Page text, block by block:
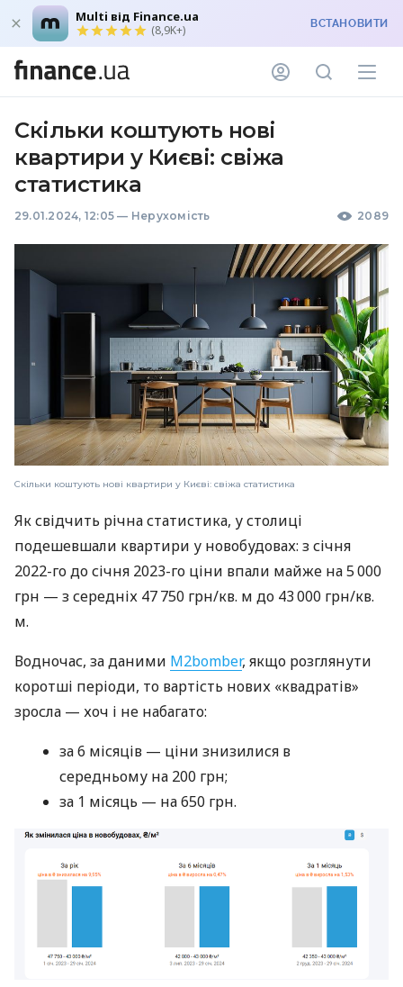
Multi від Finance.ua
(8,9K+) ВСТАНОВИТИ
Скільки коштують нові
квартири у Києві: свіжа
статистика
29.01.2024, 12:05 — Нерухомість 2089
Скільки коштують нові квартири у Києві: свіжа статистика
Як свідчить річна статистика, у столиці
подешевшали квартири у новобудовах: з січня
2022-го до січня 2023-го ціни впали майже на 5 000
грн — з середніх 47 750 грн/кв. м до 43 000 грн/кв.
м.
Водночас, за даними M2bomber, якщо розглянути
коротші періоди, то вартість нових «квадратів»
зросла — хоч і не набагато:
за 6 місяців — ціни знизилися в
середньому на 200 грн;
за 1 місяць — на 650 грн.